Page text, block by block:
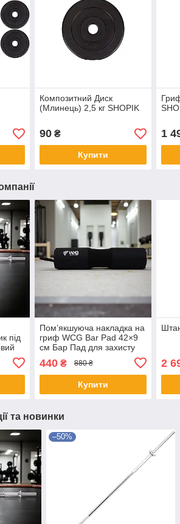
Композитний Диск
(Млинець) 2,5 кг SHOPIK
90₴
Купити
1
під
+ 2
Пом’якшуюча накладка на
гриф WCG Bar Pad 42×9
см Бар Пад для захисту
тренувань із штангою
гіпоалергенна
440₴ 880 ₴
Купити
2
та новинки
–50%